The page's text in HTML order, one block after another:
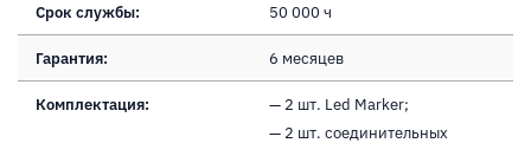
Срок службы: 50 000 ч
Гарантия: 6 месяцев
Комплектация:
— 2 шт. Led Marker;
— 2 шт. соединительных